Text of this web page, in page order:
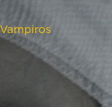
Vampiros